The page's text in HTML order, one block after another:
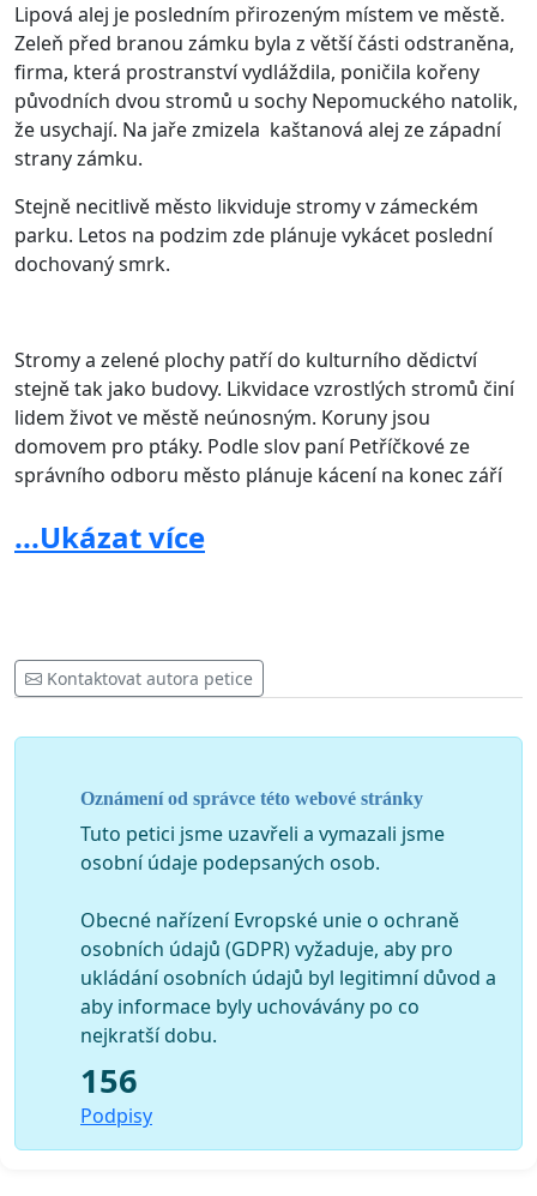
Lipová alej je posledním přirozeným místem ve městě.
Zeleň před branou zámku byla z větší části odstraněna,
firma, která prostranství vydláždila, poničila kořeny
původních dvou stromů u sochy Nepomuckého natolik,
že usychají. Na jaře zmizela kaštanová alej ze západní
strany zámku.
Stejně necitlivě město likviduje stromy v zámeckém
parku. Letos na podzim zde plánuje vykácet poslední
dochovaný smrk.
Stromy a zelené plochy patří do kulturního dědictví
stejně tak jako budovy. Likvidace vzrostlých stromů činí
lidem život ve městě neúnosným. Koruny jsou
domovem pro ptáky. Podle slov paní Petříčkové ze
správního odboru město plánuje kácení na konec září
Za podpisy ručí:
Michal Šimek, Karla Veselého, 536, 293 01 Kosmonosy
...Ukázat více
Kontaktovat autora petice
Oznámení od správce této webové stránky
Tuto petici jsme uzavřeli a vymazali jsme
osobní údaje podepsaných osob.
Obecné nařízení Evropské unie o ochraně
osobních údajů (GDPR) vyžaduje, aby pro
ukládání osobních údajů byl legitimní důvod a
aby informace byly uchovávány po co
nejkratší dobu.
156
Podpisy